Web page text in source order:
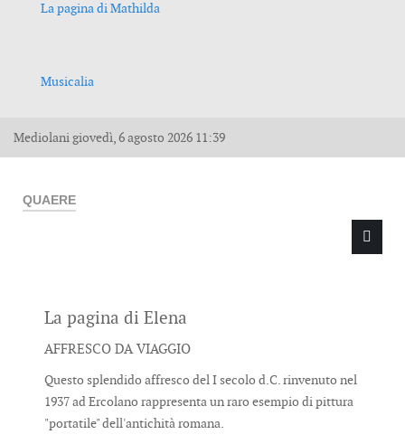
La pagina di Mathilda
Musicalia
Mediolanigiovedì, 6 agosto 2026 11:39
QUAERE
Type 2 or more characters for results.
La pagina di Elena
AFFRESCO DA VIAGGIO
Questo splendido affresco del I secolo d.C. rinvenuto nel
1937 ad Ercolano rappresenta un raro esempio di pittura
"portatile" dell'antichità romana.